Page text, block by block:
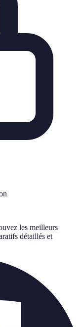
les meilleurs
détaillés et